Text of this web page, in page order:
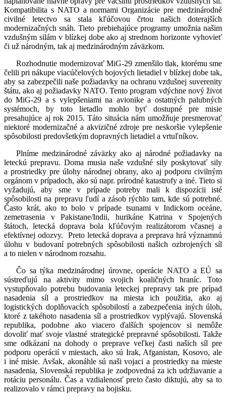
Kompatibilita s NATO a normami Organizácie pre medzinárodné
civilné letectvo sa stala kľúčovou črtou našich doterajších
modernizačných snáh. Tieto prebiehajúce programy umožnia našim
vzdušným silám v blízkej dobe ako aj strednom horizonte vyhovieť
či už národným, tak aj medzinárodným záväzkom.
Rozhodnutie modernizovať MiG-29 zmenšilo tlak, ktorému sme
čelili pri nákupe viacúčelových bojových lietadiel v blízkej dobe tak,
aby sa zabezpečili naše požiadavky na ochranu vzdušnej suverenity
štátu, ako aj požiadavky NATO. Tento program vdýchne nový život
do MiG-29 a s vylepšeniami na avionike a ostatných palubných
systémoch, by toto lietadlo mohlo byť dostupné pre misie
presahujúce aj rok 2015. Táto situácia nám umožňuje presmerovať
niektoré modernizačné a akvizičné zdroje pre neskoršie vylepšenie
spôsobilosti predovšetkým dopravných lietadiel a vrtuľníkov.
Plníme medzinárodné záväzky ako aj národné požiadavky na
leteckú prepravu. Doma musia naše vzdušné sily poskytovať sily
a prostriedky pre úlohy národnej obrany, ako aj podporu civilným
orgánom v prípadoch, ako sú napr. prírodné katastrofy a iné. Tieto si
vyžadujú, aby sme v prípade potreby mali k dispozícii isté
spôsobilosti na prepravu ľudí a zásob rýchlo tam, kde sú potrebné.
Často krát, ako to bolo v prípade tsunami v Indickom oceáne,
zemetrasenia v Pakistane/Indii, hurikáne Katrina v Spojených
štátoch, letecká doprava bola kľúčovým realizátorom včasnej a
efektívnej odozvy. Preto letecká doprava a preprava hrá významnú
úlohu v budovaní potrebných spôsobilosti našich ozbrojených síl
a to nielen v národnom rozsahu.
Čo sa týka medzinárodnej úrovne, operácie NATO a EÚ sa
sústreďujú na aktivity mimo svojich koaličných hraníc. Toto
vystupňovalo potrebu budovania leteckej prepravy tak pre prípad
nasadenia síl a prostriedkov na miesta ich použitia, ako aj
logistických doplňovacích spôsobilostí a zabezpečenia iných úloh,
ktoré z takéhoto nasadenia síl a prostriedkov vyplývajú. Slovenská
republika, podobne ako viacero ďalších spojencov si nemôže
dovoliť mať svoje vlastné strategické prepravné spôsobilosti. Takže
sme odkázaní na dohody o preprave veľkej časti našich síl pre
podporu operácií v miestach, ako sú Irak, Afganistan, Kosovo, ale
i iné misie. Avšak, akonáhle sú naši vojaci a prostriedky na mieste
nasadenia, Slovenská republika je zodpovedná za ich udržiavanie a
rotáciu personálu. Čas a vzdialenosť preto často diktujú, aby sa to
realizovalo v rámci prepravy na bojisku.